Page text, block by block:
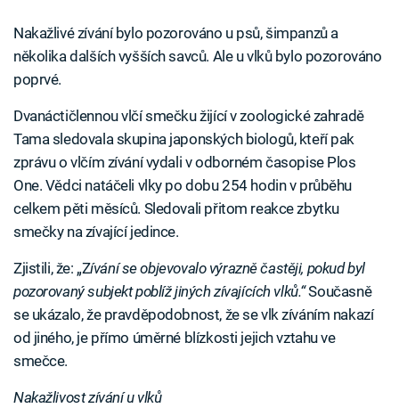
Nakažlivé zívání bylo pozorováno u psů, šimpanzů a
několika dalších vyšších savců. Ale u vlků bylo pozorováno
poprvé.
Dvanáctičlennou vlčí smečku žijící v zoologické zahradě
Tama sledovala skupina japonských biologů, kteří pak
zprávu o vlčím zívání vydali v odborném časopise Plos
One. Vědci natáčeli vlky po dobu 254 hodin v průběhu
celkem pěti měsíců. Sledovali přitom reakce zbytku
smečky na zívající jedince.
Zjistili, že: „Zívání se objevovalo výrazně častěji, pokud byl
pozorovaný subjekt poblíž jiných zívajících vlků.“Současně
se ukázalo, že pravděpodobnost, že se vlk zíváním nakazí
od jiného, je přímo úměrné blízkosti jejich vztahu ve
smečce.
Nakažlivost zívání u vlků